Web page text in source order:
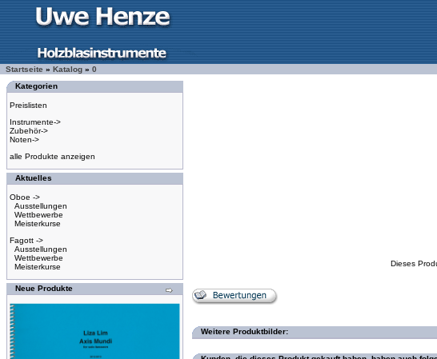
Startseite » Katalog » 0
Kategorien
Preislisten
Instrumente->
Zubehör->
Noten->
alle Produkte anzeigen
Aktuelles
Oboe ->
Ausstellungen
Wettbewerbe
Meisterkurse
Fagott ->
Ausstellungen
Wettbewerbe
Meisterkurse
Neue Produkte
Dieses
Weitere Produktbilder: